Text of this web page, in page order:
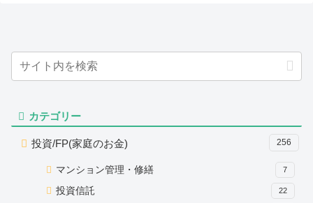
カテゴリー
投資/FP(家庭のお金) 256
マンション管理・修繕 7
投資信託 22